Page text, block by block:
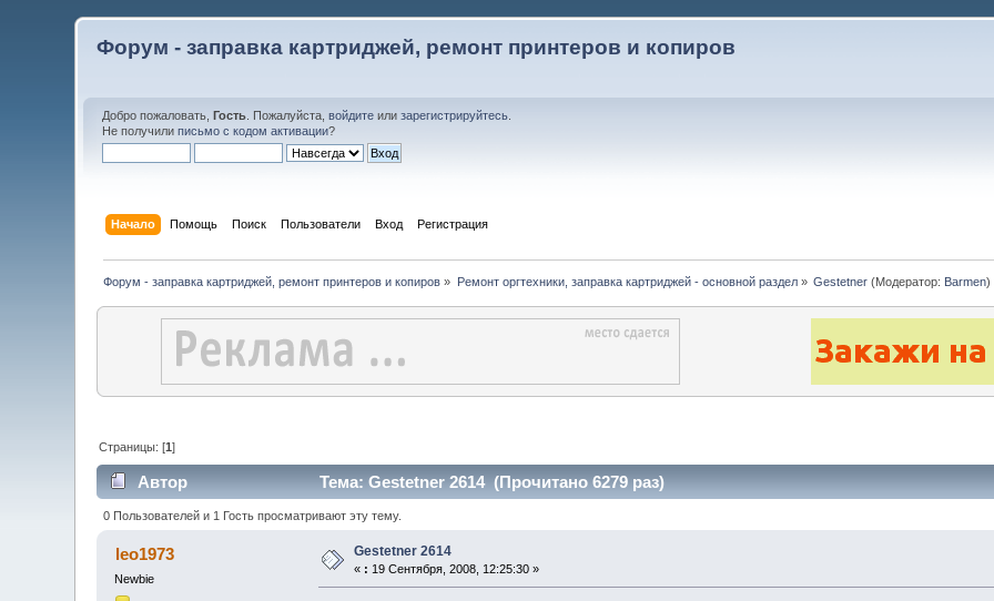
Форум - заправка картриджей, ремонт принтеров и копиров
Добро пожаловать,Гость . Пожалуйста,войдите илизарегистрируйтесь
Не получилиписьмо с кодом активации?
Начало Помощь Поиск Пользователи Вход Регистрация
Форум - заправка картриджей, ремонт принтеров и копиров » Ремонт оргтехники, заправка картриджей - основной раздел» Gestetner (Модератор: Barmen)
Страницы: [1]
Автор Тема: Gestetner 2614 (Прочитано 6279 раз)
0 Пользователей и 1 Гость просматривают эту тему.
leo1973
Newbie
Gestetner 2614
« : 19 Сентября, 2008, 12:25:30 »